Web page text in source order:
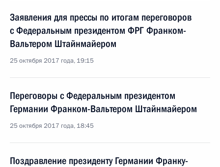
Заявления для прессы по итогам переговоров
с Федеральным президентом ФРГ Франком-
Вальтером Штайнмайером
25 октября 2017 года, 19:15
Переговоры с Федеральным президентом
Германии Франком-Вальтером Штайнмайером
25 октября 2017 года, 18:45
Поздравление президенту Германии Франку-